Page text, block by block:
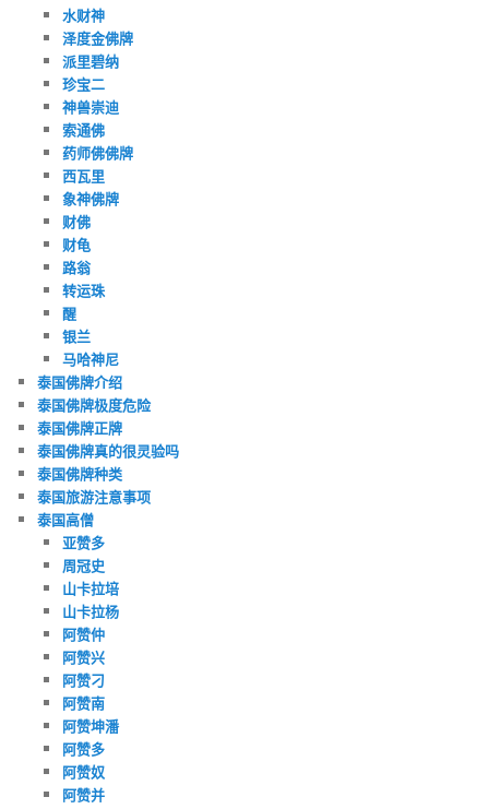
水财神
泽度金佛牌
派里碧纳
珍宝二
神兽崇迪
索通佛
药师佛佛牌
西瓦里
象神佛牌
财佛
财龟
路翁
转运珠
醒
银兰
马哈神尼
泰国佛牌介绍
泰国佛牌极度危险
泰国佛牌正牌
泰国佛牌真的很灵验吗
泰国佛牌种类
泰国旅游注意事项
泰国高僧
亚赞多
周冠史
山卡拉培
山卡拉杨
阿赞仲
阿赞兴
阿赞刁
阿赞南
阿赞坤潘
阿赞多
阿赞奴
阿赞并